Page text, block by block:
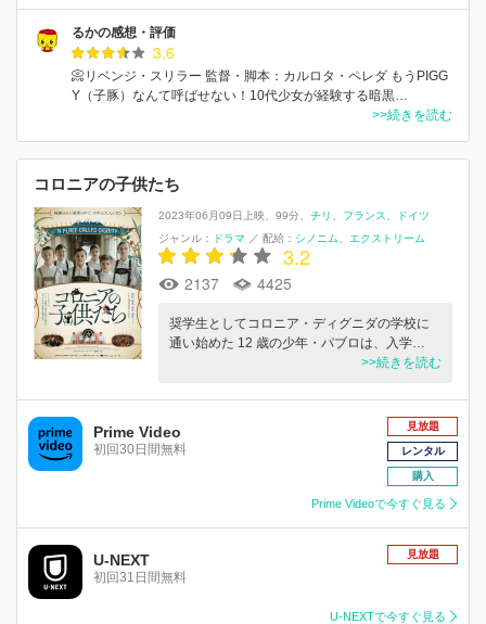
るかの感想・評価
3.6
📀リベンジ・スリラー 監督・脚本：カルロタ・ペレダ もうPIGG
Y（子豚）なんて呼ばせない！10代少女が経験する暗黒…
>>続きを読む
コロニアの子供たち
2023年06月09日上映 99分 チリ フランス
ドイツ
ジャンル：
ドラマ ／ 配給： シノニム エクストリーム
3.2
2137 4425
奨学生としてコロニア・ディグニダの学校に
通い始めた 12 歳の少年・パブロは、入学…
>>続きを読む
Prime Video
初回30日間無料
見放題
レンタル
購入
Prime Videoで今すぐ見る
U-NEXT
初回31日間無料
見放題
U-NEXTで今すぐ見る